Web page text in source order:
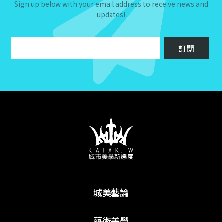
Sign up below with your email address to receive news and
updates!
城美藝論